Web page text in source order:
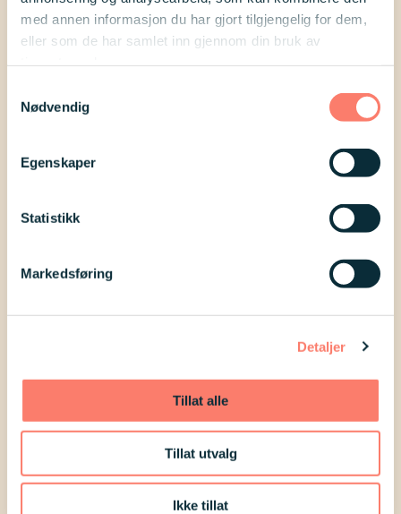
med annen informasjon du har gjort tilgjengelig for dem,
eller som de har samlet inn gjennom din bruk av
Nødvendig
Egenskaper
Statistikk
Markedsføring
Detaljer
Tillat alle
Tillat utvalg
Ikke tillat
Mari sitt år på folkehøgskole
Mari Thon (21) fra Fagernes har
Downs syndrom og tok steget inn i